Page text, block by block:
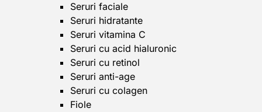
Seruri faciale
Seruri hidratante
Seruri vitamina C
Seruri cu acid hialuronic
Seruri cu retinol
Seruri anti-age
Seruri cu colagen
Fiole